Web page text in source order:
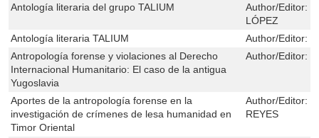
Antología literaria del grupo TALIUM
Author/Editor:
LÓPEZ
Antología literaria TALIUM
Author/Editor:
Antropología forense y violaciones al Derecho
Internacional Humanitario: El caso de la antigua
Yugoslavia
Author/Editor:
Aportes de la antropología forense en la
investigación de crímenes de lesa humanidad en
Timor Oriental
Author/Editor:
REYES